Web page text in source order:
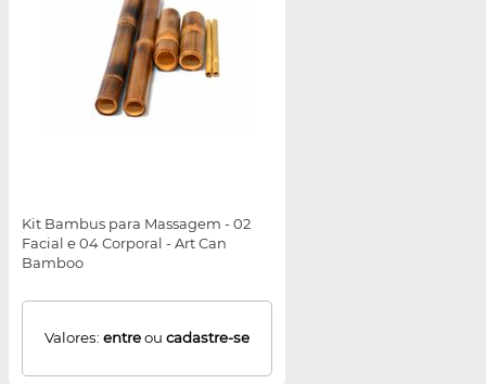
Kit Bambus para Massagem - 02
Facial e 04 Corporal - Art Can
Bamboo
Valores: entreou cadastre-se